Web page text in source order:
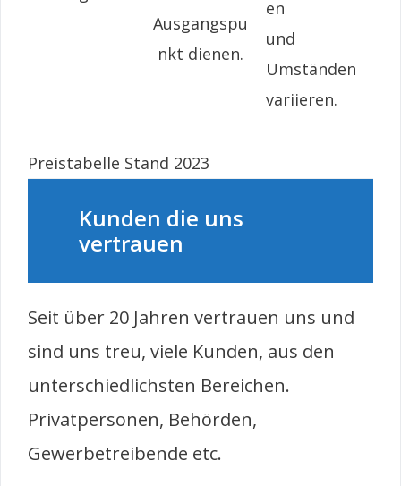
Ausgangspu
nkt dienen.
en
und
Umständen
variieren.
Preistabelle Stand 2023
Kunden die uns
vertrauen
Seit über 20 Jahren vertrauen uns und
sind uns treu, viele Kunden, aus den
unterschiedlichsten Bereichen.
Privatpersonen, Behörden,
Gewerbetreibende etc.